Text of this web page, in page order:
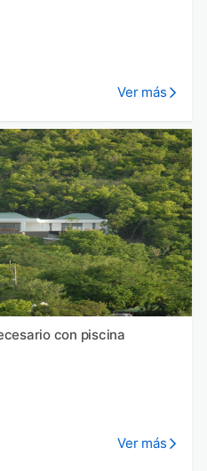
Ver más
con piscina
Ver más